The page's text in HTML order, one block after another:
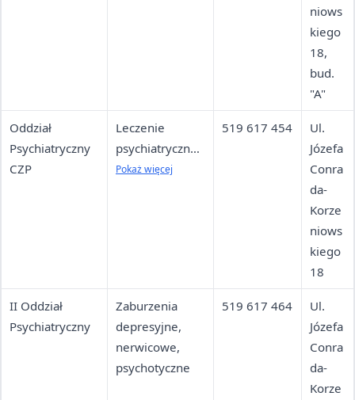
niows
kiego
18,
bud.
"A"
Oddział
Psychiatryczny
CZP
Leczenie
psychiatryczne,
farmakoterapia,
Pokaż więcej
519 617 454
Ul.
Józefa
Conra
da-
Korze
niows
kiego
18
II Oddział
Psychiatryczny
Zaburzenia
depresyjne,
nerwicowe,
psychotyczne
519 617 464
Ul.
Józefa
Conra
da-
Korze